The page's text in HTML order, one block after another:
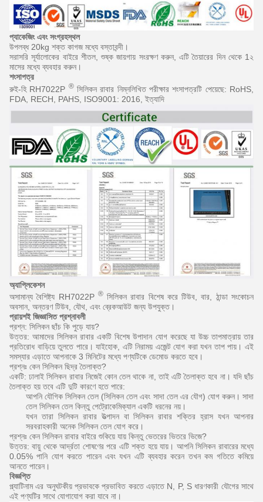
প্যাকেজিং এবং সংগ্রহস্থল
উপলব্ধ 20kg শক্ত কাগজ মধ্যে বস্তাবন্দী।
সরাসরি সূর্যালোকের বাইরে শীতল, শুষ্ক জায়গায় সংরক্ষণ করুন, এটি তৈয়ারের দিন থেকে 1২
মাসের মধ্যে ব্যবহার করুন।
শংসাপত্র
রুই-হি RH7022P ®সিলিকন রাবার নিম্নলিখিত পরীক্ষার শংসাপত্রটি পেয়েছে: RoHS,
FDA, RECH, PAHS, ISO9001: 2016, ইত্যাদি
অ্যাপ্লিকেশন
অসামান্য বৈশিষ্ট্য RH7022P ®সিলিকন রাবার বিশেষ করে টিউব, বার, ঠান্ডা সংকোচন
অবসান, অন্তরণ টিউব, যৌথ, এবং ব্রেকআউট জন্য উপযুক্ত।
প্রায়শই জিজ্ঞাসিত প্রশ্নাবলী
প্রশ্ন: সিলিকন ছাঁচ কি পুড়ে যায়?
উত্তর: আমাদের সিলিকন রাবার একটি বিশেষ উপাদান যোগ করেছে যা উচ্চ তাপমাত্রায় তার
প্রতিরোধ বাড়িয়ে তুলতে পারে। যাইহোক, এটি নিরাময় এজেন্ট যোগ করা যখন তাপ পায়। এই
সমস্যার এড়াতে আপনাকে 3 মিনিটের মধ্যে পণ্যটিকে ডেমোড করতে হবে।
প্রশ্নঃ কেন সিলিকন ছিদ্র তৈলাক্ত?
একটি: ঢালাই সিলিকন রাবার নিজেই কোন তেল থাকে না, তাই এটি তৈলাক্ত হবে না। যদি ছাঁচ
তৈলাক্ত হয় তবে এটি দুটি কারণে হতে পারে:
আপনি যৌগিক সিলিকন তেল (সিলিকন তেল এবং সাদা তেল এর যৌগ) যোগ করুন। সাদা
তেল সিলিকন তেল কিন্তু পেট্রোকেমিক্যাল একটি ধরনের নয়।
যখন তারা সিলিকন রাবার উত্পাদন বা সিলিকন রাবার শক্তির হ্রাস যখন আপনার
সরবরাহকারী অনেক সিলিকন তেল যোগ করে।
প্রশ্নঃ কেন সিলিকন রাবার বাইরে শুকিয়ে যায় কিন্তু ভেতরের ভিতরে ভিজে?
উত্তর: বায়ু থেকে আর্দ্রতা শোষণের পরে এটি শক্ত হয়ে যায়। আপনি সিলিকন রাবারের মধ্যে
0.05% পানি যোগ করতে পারেন এবং যখন এটি ব্যবহার করেন তখন কম গতিতে কমিয়ে
আনতে পারেন।
বিজ্ঞপ্তি
প্ল্যাটিনাম এর অনুঘটকীয় প্রভাবকে প্রভাবিত করতে এড়াতে N, P, S ধারণকারী যৌগের সাথে
এই পণ্যটির সাথে যোগাযোগ করা যাবে না।